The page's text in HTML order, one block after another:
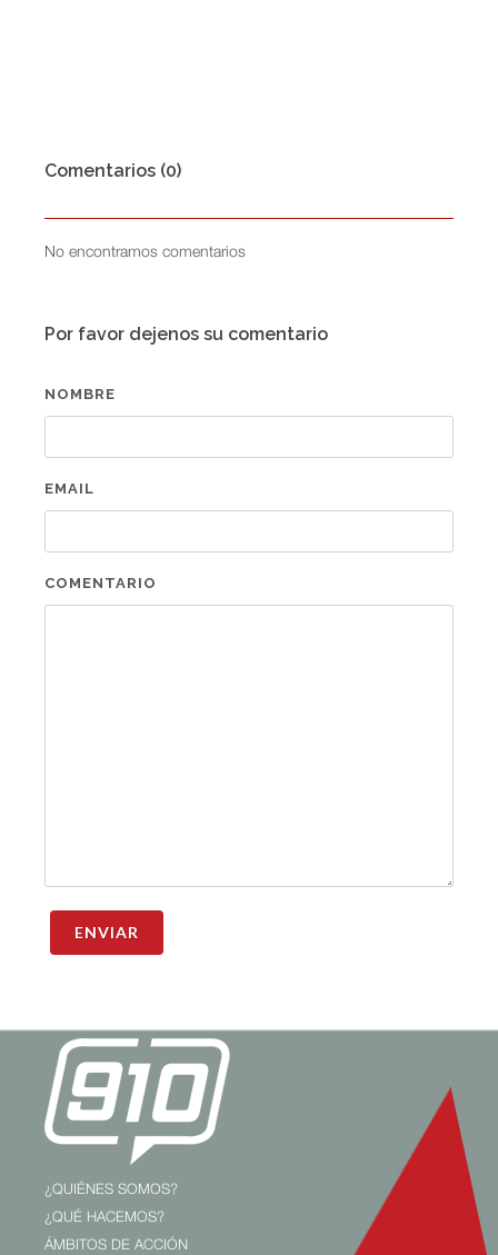
Comentarios (0)
No encontramos comentarios
Por favor dejenos su comentario
NOMBRE
EMAIL
COMENTARIO
ENVIAR
¿QUIÉNES SOMOS?
¿QUÉ HACEMOS?
ÁMBITOS DE ACCIÓN